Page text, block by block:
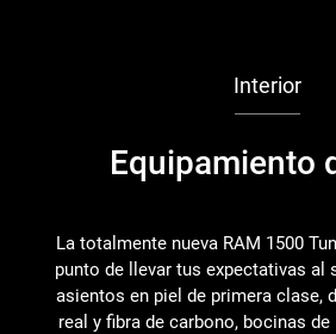
Interior
Equipamiento
La totalmente nueva RAM 1500
punto de llevar tus expectativas al
asientos en piel de primera clase,
real y fibra de carbono, bocinas